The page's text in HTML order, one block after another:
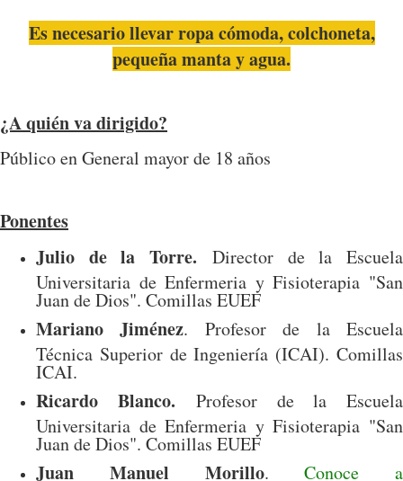
Esnecesario llevar ropa cómoda, colchoneta,
pequeña manta y agua.
¿A quién va dirigido?
Público en General mayor de 18 años
Ponentes
Julio de la Torre. Director de la Escuela
Universitaria de Enfermeria y Fisioterapia "San
Juan de Dios". Comillas EUEF
Mariano Jiménez. Profesor de la Escuela
Técnica Superior de Ingeniería (ICAI). Comillas
ICAI.
Ricardo Blanco. Profesor de la Escuela
Universitaria de Enfermeria y Fisioterapia "San
Juan de Dios". Comillas EUEF
Juan Manuel Morillo.Conoce a